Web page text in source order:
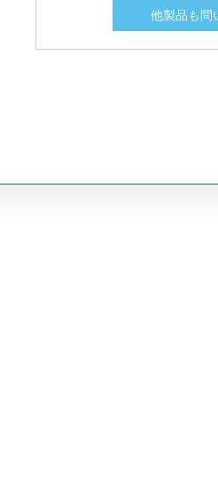
IXFN50N120SIC
IXFN50N120SIC
他製品も問